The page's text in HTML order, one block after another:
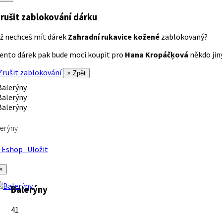
zablokování dárku
nechceš mít dárek Zahradní rukavice kožené zablokovaný?
dárek pak bude moci koupit pro Hana Kropáčķová někdo
zablokování
× Zpět
Uložit
Balerýny
41